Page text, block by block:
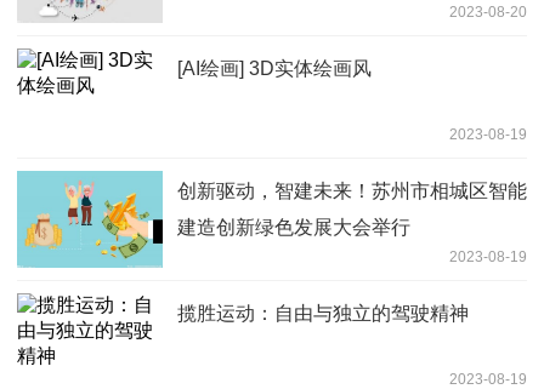
2023-08-20
[AI绘画] 3D实体绘画风
2023-08-19
创新驱动，智建未来！苏州市相城区智能
建造创新绿色发展大会举行
2023-08-19
揽胜运动：自由与独立的驾驶精神
2023-08-19